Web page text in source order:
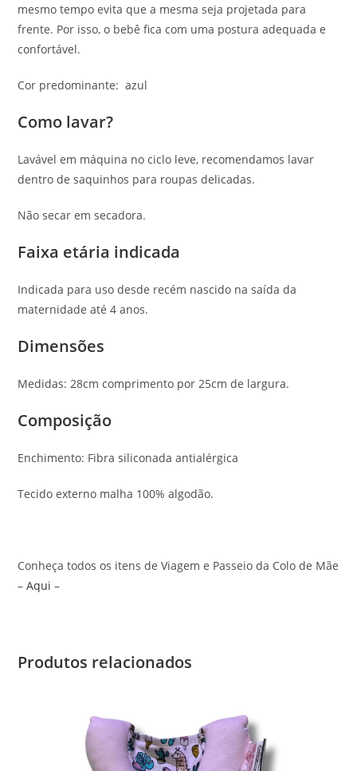
mesmo tempo evita que a mesma seja projetada para
frente. Por isso, o bebê fica com uma postura adequada e
confortável.
Cor predominante: azul
Como lavar?
Lavável em máquina no ciclo leve, recomendamos lavar
dentro de saquinhos para roupas delicadas.
Não secar em secadora.
Faixa etária indicada
Indicada para uso desde recém nascido na saída da
maternidade até 4 anos.
Dimensões
Medidas: 28cm comprimento por 25cm de largura.
Composição
Enchimento: Fibra siliconada antialérgica
Tecido externo malha 100% algodão.
Conheça todos os itens de Viagem e Passeio da Colo de Mãe
–Aqui –
Produtos relacionados